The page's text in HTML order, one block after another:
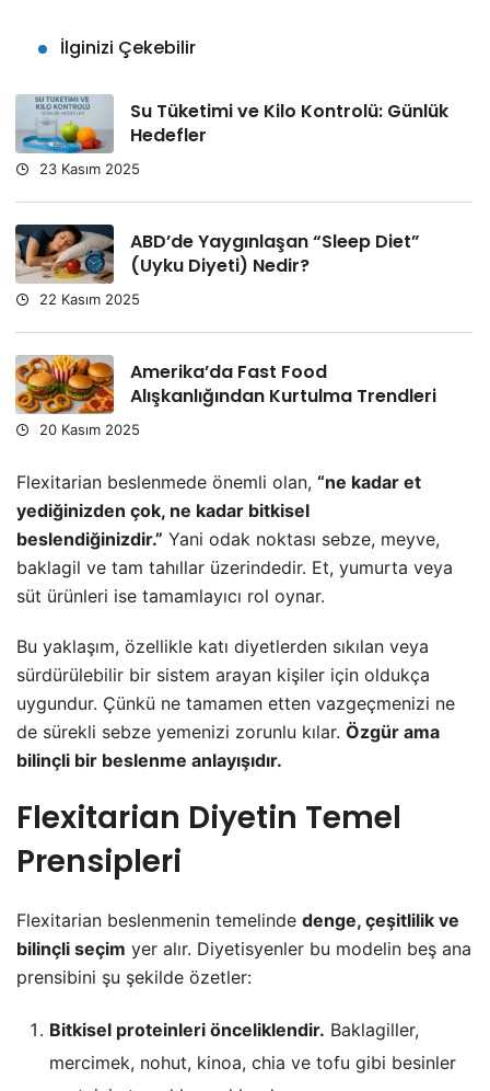
İlginizi Çekebilir
Su Tüketimi ve Kilo Kontrolü: Günlük
Hedefler
23 Kasım 2025
ABD’de Yaygınlaşan “Sleep Diet”
(Uyku Diyeti) Nedir?
22 Kasım 2025
Amerika’da Fast Food
Alışkanlığından Kurtulma Trendleri
20 Kasım 2025
Flexitarian beslenmede önemli olan, “ne kadar et
yediğinizden çok, ne kadar bitkisel
beslendiğinizdir.” Yani odak noktası sebze, meyve,
baklagil ve tam tahıllar üzerindedir. Et, yumurta veya
süt ürünleri ise tamamlayıcı rol oynar.
Bu yaklaşım, özellikle katı diyetlerden sıkılan veya
sürdürülebilir bir sistem arayan kişiler için oldukça
uygundur. Çünkü ne tamamen etten vazgeçmenizi ne
de sürekli sebze yemenizi zorunlu kılar. Özgür ama
bilinçli bir beslenme anlayışıdır.
Flexitarian Diyetin Temel
Prensipleri
Flexitarian beslenmenin temelinde denge, çeşitlilik ve
bilinçli seçim yer alır. Diyetisyenler bu modelin beş ana
prensibini şu şekilde özetler:
Bitkisel proteinleri önceliklendir. Baklagiller,
mercimek, nohut, kinoa, chia ve tofu gibi besinler